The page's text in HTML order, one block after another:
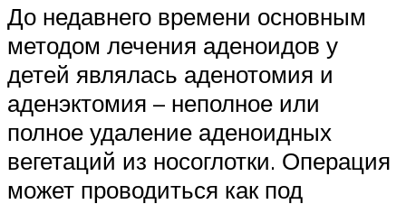
До недавнего времени основным
методом лечения аденоидов у
детей являлась аденотомия и
аденэктомия – неполное или
полное удаление аденоидных
вегетаций из носоглотки. Операция
может проводиться как под